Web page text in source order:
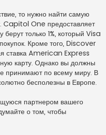
то нужно найти самую
Capitol One предоставляет
только 1%, который Visa
Кроме того, Discover
ставка American Express
карту. Однако вы должны
принимают по всему миру. В
бесполезны в Европе.
партнером вашего
о том, чтобы